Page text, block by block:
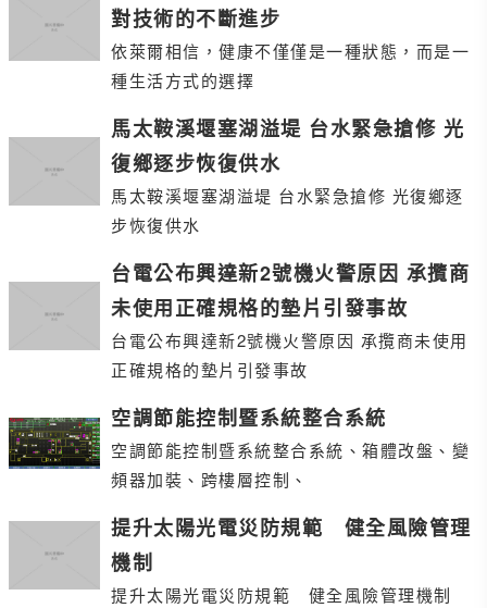
對技術的不斷進步
依萊爾相信，健康不僅僅是一種狀態，而是一
種生活方式的選擇
馬太鞍溪堰塞湖溢堤 台水緊急搶修 光
復鄉逐步恢復供水
馬太鞍溪堰塞湖溢堤 台水緊急搶修 光復鄉逐
步恢復供水
台電公布興達新2號機火警原因 承攬商
未使用正確規格的墊片引發事故
台電公布興達新2號機火警原因 承攬商未使用
正確規格的墊片引發事故
空調節能控制暨系統整合系統
空調節能控制暨系統整合系統、箱體改盤、變
頻器加裝、跨樓層控制、
提升太陽光電災防規範 健全風險管理
機制
提升太陽光電災防規範 健全風險管理機制